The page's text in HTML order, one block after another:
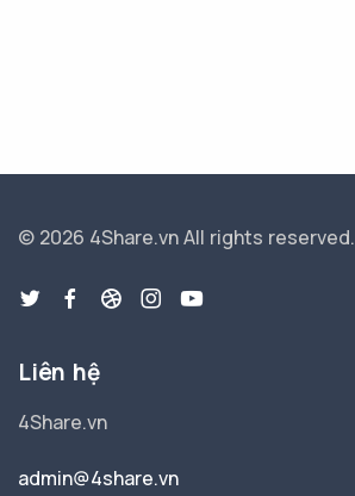
© 2026 4Share.vnAll rights reserved.
Liên hệ
4Share.vn
admin@4share.vn